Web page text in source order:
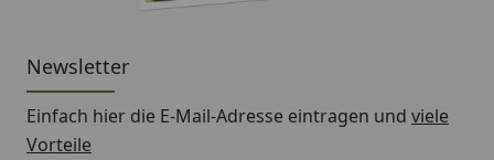
Newsletter
Einfach hier die E-Mail-Adresse eintragen und viele
Vorteile